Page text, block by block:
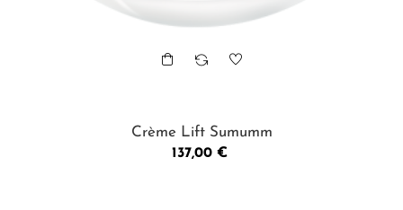
Crème Lift Sumumm
Prix
137,00 €